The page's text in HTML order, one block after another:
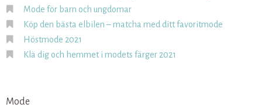
Mode för barn och ungdomar
Köp den bästa elbilen – matcha med ditt favoritmode
Höstmode 2021
Klä dig och hemmet i modets färger 2021
Mode